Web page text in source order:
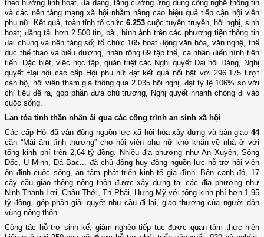
theo hướng linh hoạt, đa dạng, tăng cường ứng dụng công nghệ thông tin
và các nền tảng mạng xã hội nhằm nâng cao hiệu quả tiếp cận hội viên
phụ nữ. Kết quả, toàn tỉnh tổ chức6.253 cuộc tuyên truyền, hội nghị, sinh
hoạt; đăng tải hơn 2.500 tin, bài, hình ảnh trên các phương tiện thông tin
đại chúng và nền tảng số; tổ chức 165 hoạt động văn hóa, văn nghệ, thể
dục thể thao và biểu dương, nhân rộng 69 tập thể, cá nhân điển hình tiên
tiến. Đặc biệt, việc học tập, quán triệt các Nghị quyết Đại hội Đảng, Nghị
quyết Đại hội các cấp Hội phụ nữ đạt kết quả nổi bật với 296.175 lượt
cán bộ, hội viên tham gia thông qua 2.035 hội nghị, đạt tỷ lệ 106% so với
chỉ tiêu đề ra, góp phần đưa chủ trương, Nghị quyết nhanh chóng đi vào
cuộc sống.
Lan tỏa tinh thần nhân ái qua các công trình an sinh xã hội
Các cấp Hội đã vận động nguồn lực xã hội hóa xây dựng và bàn giao 44
căn “Mái ấm tình thương” cho hội viên phụ nữ khó khăn về nhà ở với
tổng kinh phí trên 2,64 tỷ đồng. Nhiều địa phương như An Xuyên, Sông
Đốc, U Minh, Đá Bạc... đã chủ động huy động nguồn lực hỗ trợ hội viên
ổn định cuộc sống, an tâm phát triển kinh tế gia đình. Bên cạnh đó, 17
cây cầu giao thông nông thôn được xây dựng tại các địa phương như
Ninh Thạnh Lợi, Châu Thới, Trí Phải, Hưng Mỹ với tổng kinh phí hơn 1,95
tỷ đồng, góp phần giải quyết nhu cầu đi lại, giao thương của người dân
vùng nông thôn.
Công tác hỗ trợ sinh kế, giảm nghèo tiếp tục được quan tâm thực hiện